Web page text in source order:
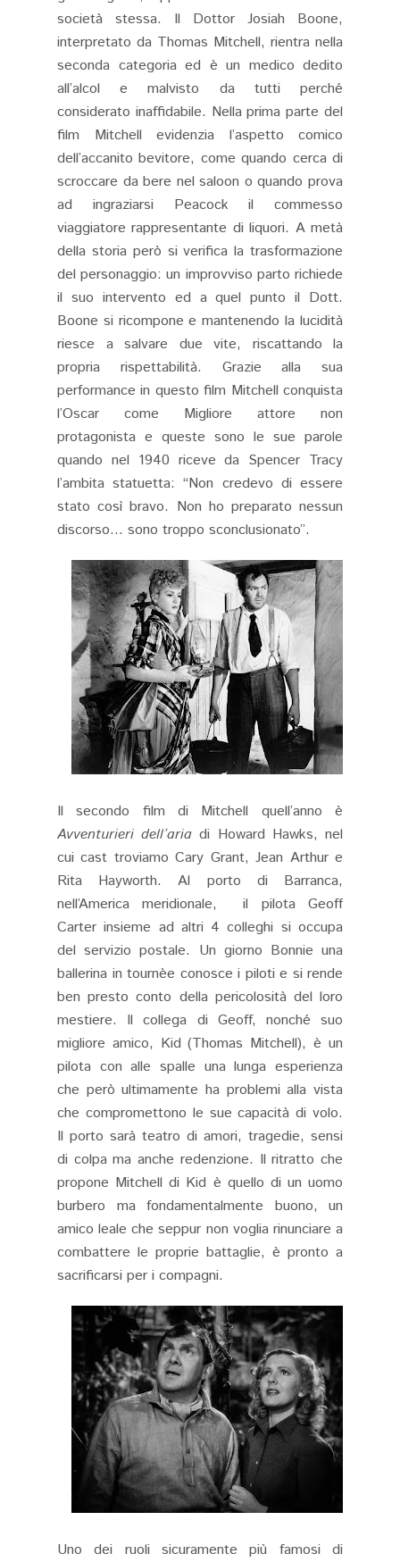
società stessa. Il Dottor Josiah Boone,
interpretato da Thomas Mitchell, rientra nella
seconda categoria ed è un medico dedito
all’alcol e malvisto da tutti perché
considerato inaffidabile. Nella prima parte del
film Mitchell evidenzia l’aspetto comico
dell’accanito bevitore, come quando cerca di
scroccare da bere nel saloon o quando prova
ad ingraziarsi Peacock il commesso
viaggiatore rappresentante di liquori. A metà
della storia però si verifica la trasformazione
del personaggio: un improvviso parto richiede
il suo intervento ed a quel punto il Dott.
Boone si ricompone e mantenendo la lucidità
riesce a salvare due vite, riscattando la
propria rispettabilità. Grazie alla sua
performance in questo film Mitchell conquista
l’Oscar come Migliore attore non
protagonista e queste sono le sue parole
quando nel 1940 riceve da Spencer Tracy
l’ambita statuetta: “Non credevo di essere
stato così bravo. Non ho preparato nessun
discorso… sono troppo sconclusionato”.
Il secondo film di Mitchell quell’anno è
Avventurieri dell’aria di Howard Hawks, nel
cui cast troviamo Cary Grant, Jean Arthur e
Rita Hayworth. Al porto di Barranca,
nell’America meridionale, il pilota Geoff
Carter insieme ad altri 4 colleghi si occupa
del servizio postale. Un giorno Bonnie una
ballerina in tournèe conosce i piloti e si rende
ben presto conto della pericolosità del loro
mestiere. Il collega di Geoff, nonché suo
migliore amico, Kid (Thomas Mitchell), è un
pilota con alle spalle una lunga esperienza
che però ultimamente ha problemi alla vista
che compromettono le sue capacità di volo.
Il porto sarà teatro di amori, tragedie, sensi
di colpa ma anche redenzione. Il ritratto che
propone Mitchell di Kid è quello di un uomo
burbero ma fondamentalmente buono, un
amico leale che seppur non voglia rinunciare a
combattere le proprie battaglie, è pronto a
sacrificarsi per i compagni.
Uno dei ruoli sicuramente più famosi di